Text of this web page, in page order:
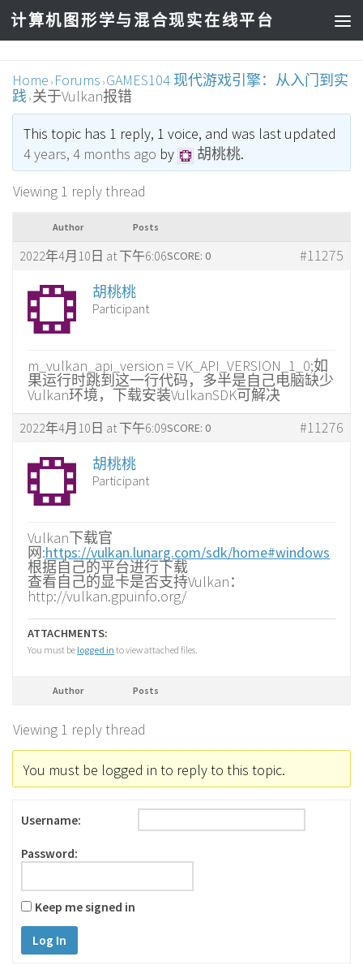
计算机图形学与混合现实在线平台
Home › Forums › GAMES104 现代游戏引擎：从入门到实
践 › 关于Vulkan报错
This topic has 1 reply, 1 voice, and was last updated
4 years, 4 months ago by 胡桃桃.
Viewing 1 reply thread
Author Posts
2022年4月10日 at 下午6:06 #11275
SCORE: 0
胡桃桃
Participant
m_vulkan_api_version = VK_API_VERSION_1_0;如
果运行时跳到这一行代码，多半是自己电脑缺少
Vulkan环境，下载安装VulkanSDK可解决
2022年4月10日 at 下午6:09 #11276
SCORE: 0
胡桃桃
Participant
Vulkan下载官
网:https://vulkan.lunarg.com/sdk/home#windows
根据自己的平台进行下载
查看自己的显卡是否支持Vulkan：
http://vulkan.gpuinfo.org/
ATTACHMENTS:
You must be logged in to view attached files.
Author Posts
Viewing 1 reply thread
You must be logged in to reply to this topic.
Username:
Password:
Keep me signed in
Log In